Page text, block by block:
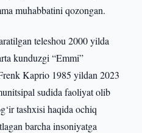
muhabbatini qozongan.
teleshou 2000 yilda
kunduzgi “Emmi”
Kaprio 1985 yildan 2023
sudida faoliyat olib
tashxisi haqida ochiq
barcha insoniyatga